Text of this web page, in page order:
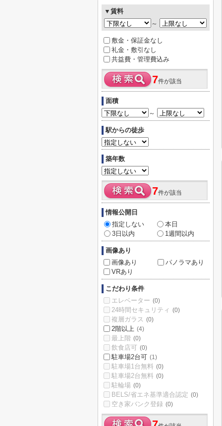
▼賃料
～
敷金・保証金なし
礼金・敷引なし
共益費・管理費込み
7件が該当
面積
～
駅からの徒歩
築年数
7件が該当
情報公開日
指定しない
本日
3日以内
1週間以内
画像あり
画像あり
パノラマあり
VRあり
こだわり条件
エレベーター (0)
24時間セキュリティ (0)
複層ガラス (0)
2階以上 (4)
最上階 (0)
飲食店可 (0)
駐車場2台可 (1)
駐車場1台無料 (0)
駐車場2台無料 (0)
駐輪場 (0)
BELS/省エネ基準適合認定 (0)
空き家バンク登録 (0)